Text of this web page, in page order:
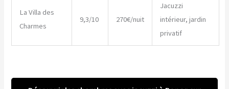
La Villa des
Charmes
9,3/10 270€/nuit
Jacuzzi
intérieur, jardin
privatif